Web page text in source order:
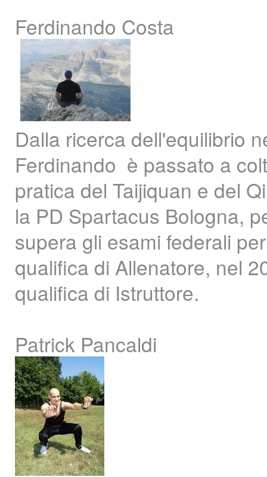
Ferdinando Costa
Dalla ricerca dell'equilibrio
Ferdinando è passato a
pratica del Taijiquan e del
la PD Spartacus Bologna,
supera gli esami federali
qualifica di Allenatore, nel
qualifica di Istruttore.
Patrick Pancaldi